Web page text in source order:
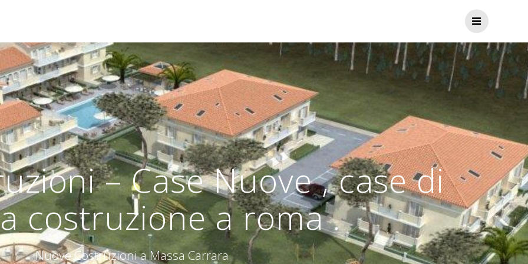
– Case Nuove , case di
costruzione a roma .
Nuove Costruzioni a Massa Carrara